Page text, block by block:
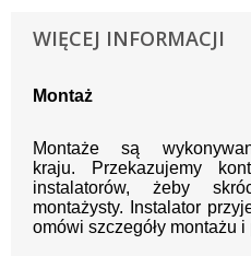
WIĘCEJ INFORMACJI
Montaż
Montaże są
kraju.
Przekazujemy
instalatorów, żeby
montażysty.
Instalator
omówi szczegóły montażu